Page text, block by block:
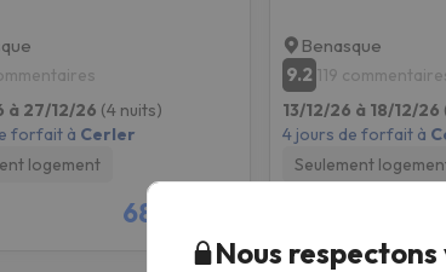
à 27/12/26 (4 nuits)
forfait à Cerler
logement
683 €
Benasque
9.2 119
13/12/26 à 18/12/26
4 jours de forfait à
Seulement
Nous